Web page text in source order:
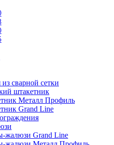
сварной сетки
штакетник
Металл Профиль
Grand Line
жалюзи Grand Line